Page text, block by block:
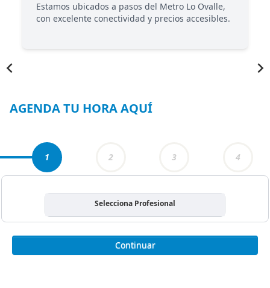
Estamos ubicados a pasos del Metro Lo Ovalle,
con excelente conectividad y precios accesibles.
AGENDA TU HORA AQUÍ
1 2 3 4
Selecciona Profesional
Continuar